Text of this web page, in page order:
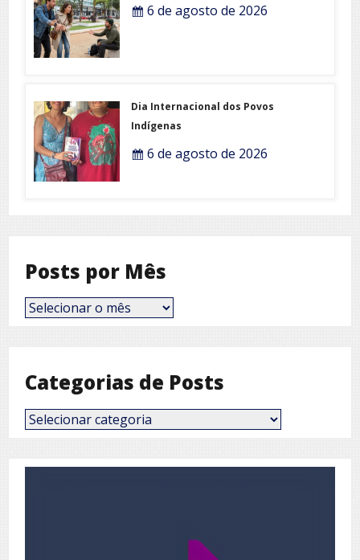
6 de agosto de 2026
Dia Internacional dos Povos
Indígenas
6 de agosto de 2026
Posts por Mês
Posts
por
Categorias de Posts
Categorias
de